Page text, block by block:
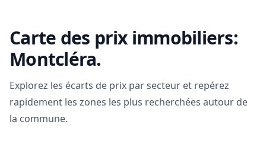
Carte des prix immobiliers:
Montcléra.
Explorez les écarts de prix par secteur et repérez
rapidement les zones les plus recherchées autour de
la commune.